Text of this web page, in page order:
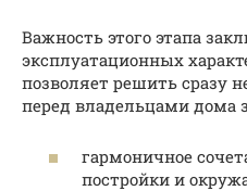
Важность этого этапа
эксплуатационных
позволяет решить сразу
перед владельцами дома
гармоничное
постройки и